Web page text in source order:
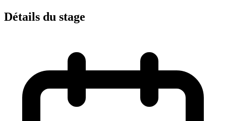
Détails du stage